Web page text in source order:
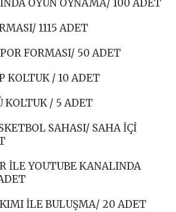
OYUN OYNAMA/ 100 ADET
1115 ADET
FORMASI/ 50 ADET
KOLTUK / 10 ADET
KOLTUK / 5 ADET
SAHASI/ SAHA İÇİ
İLE YOUTUBE KANALINDA
İLE BULUŞMA/ 20 ADET